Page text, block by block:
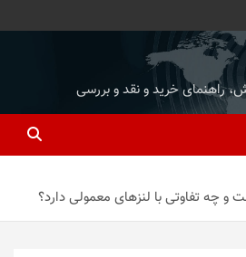
راهنمای خرید و نقد و بررسی
و چه تفاوتی با لنزهای معمولی دارد؟